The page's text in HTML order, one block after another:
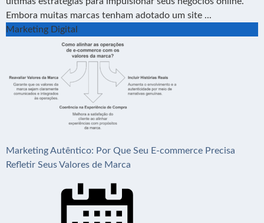
Embora muitas marcas tenham adotado um site ...
Marketing Digital
Marketing Autêntico: Por Que Seu E-commerce Precisa
Refletir Seus Valores de Marca